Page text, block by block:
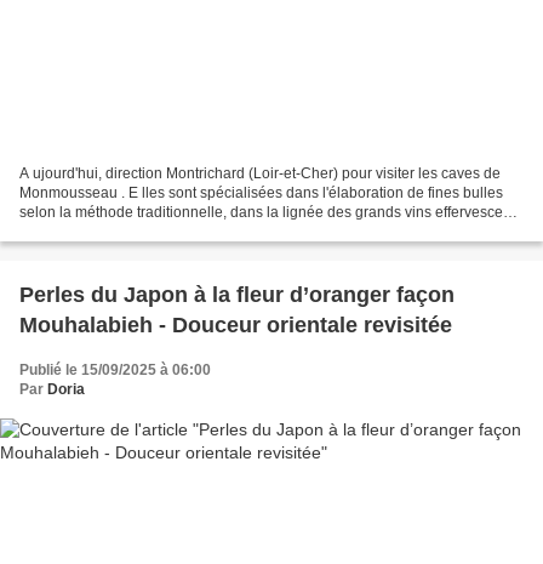
A ujourd'hui, direction Montrichard (Loir-et-Cher) pour visiter les caves de
Monmousseau . E lles sont spécialisées dans l'élaboration de fines bulles
selon la méthode traditionnelle, dans la lignée des grands vins effervescents
Perles du Japon à la fleur d’oranger façon
Mouhalabieh - Douceur orientale revisitée
Publié le 15/09/2025 à 06:00
Par Doria